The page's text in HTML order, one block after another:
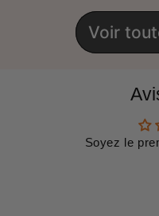
Voir
Soyez le